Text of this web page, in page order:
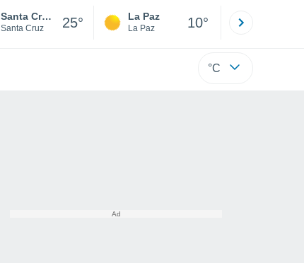
Santa Cruz de la Sierra
Santa Cruz 25° La Paz
La Paz 10°
°C